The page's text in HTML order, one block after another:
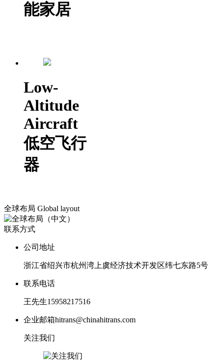
能家居
Low-
Altitude
Aircraft
低空飞行
器
全球布局 Global layout
联系方式
公司地址
浙江省绍兴市杭州湾上虞经济技术开发区纬七东路5号
联系电话
王先生15958217516
企业邮箱hitrans@chinahitrans.com
关注我们